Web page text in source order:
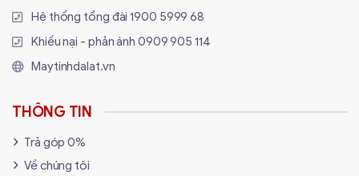
Hệ thống tổng đài1900 5999 68
Khiếu nại - phản ánh 0909 905 114
Maytinhdalat.vn
THÔNG TIN
Trả góp 0%
Về chúng tôi